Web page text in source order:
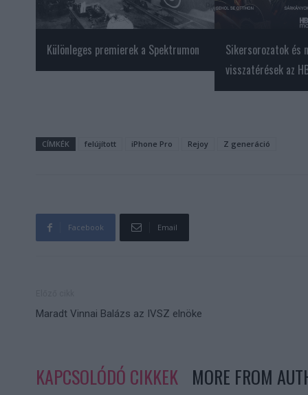
Különleges premierek a Spektrumon
Sikersorozatok és
visszatérések az
CÍMKÉK felújított iPhone Pro Rejoy Z generáció
Facebook Email
Maradt Vinnai Balázs az IVSZ elnöke
KAPCSOLÓDÓ CIKKEK MORE FROM